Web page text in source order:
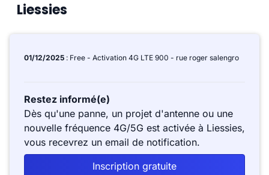
Liessies
01/12/2025 : Free - Activation 4G LTE 900 - rue roger salengro
Restez informé(e)
Dès qu'une panne, un projet d'antenne ou une
nouvelle fréquence 4G/5G est activée à Liessies,
vous recevrez un email de notification.
Inscription gratuite